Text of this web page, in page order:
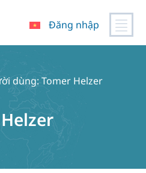
Đăng nhập
dùng: Tomer Helzer